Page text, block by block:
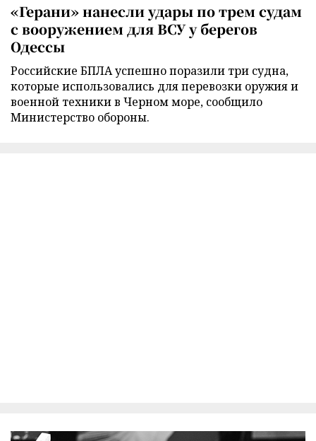
«Герани» нанесли удары по трем судам
с вооружением для ВСУ у берегов
Одессы
Российские БПЛА успешно поразили три судна,
которые использовались для перевозки оружия и
военной техники в Черном море, сообщило
Министерство обороны.